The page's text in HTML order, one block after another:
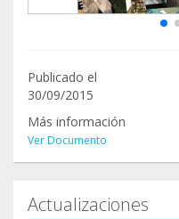
Publicado el
30/09/2015
Más información
Ver Documento
Actualizaciones